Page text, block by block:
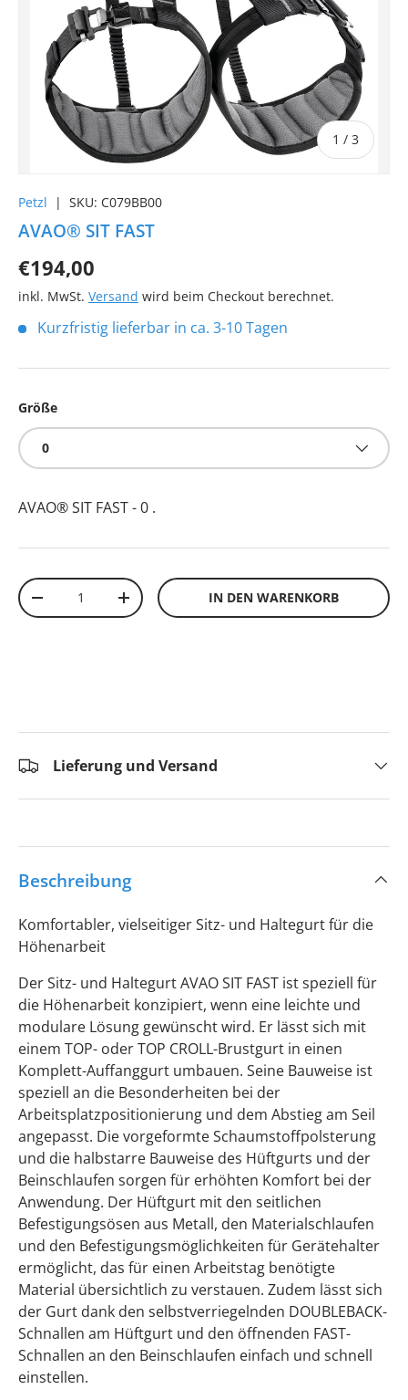
1 / von
3
Petzl | SKU: C079BB00
AVAO® SIT FAST
€194,00
inkl. MwSt. Versand wird beim Checkout berechnet.
Kurzfristig lieferbar in ca. 3-10 Tagen
Größe
0
AVAO® SIT FAST - 0 .
Anzahl
-
+ IN DEN WARENKORB
Lieferung und Versand
Beschreibung
Komfortabler, vielseitiger Sitz- und Haltegurt für die
Höhenarbeit
Der Sitz- und Haltegurt AVAO SIT FAST ist speziell für
die Höhenarbeit konzipiert, wenn eine leichte und
modulare Lösung gewünscht wird. Er lässt sich mit
einem TOP- oder TOP CROLL-Brustgurt in einen
Komplett-Auffanggurt umbauen. Seine Bauweise ist
speziell an die Besonderheiten bei der
Arbeitsplatzpositionierung und dem Abstieg am Seil
angepasst. Die vorgeformte Schaumstoffpolsterung
und die halbstarre Bauweise des Hüftgurts und der
Beinschlaufen sorgen für erhöhten Komfort bei der
Anwendung. Der Hüftgurt mit den seitlichen
Befestigungsösen aus Metall, den Materialschlaufen
und den Befestigungsmöglichkeiten für Gerätehalter
ermöglicht, das für einen Arbeitstag benötigte
Material übersichtlich zu verstauen. Zudem lässt sich
der Gurt dank den selbstverriegelnden DOUBLEBACK-
Schnallen am Hüftgurt und den öffnenden FAST-
Schnallen an den Beinschlaufen einfach und schnell
einstellen.